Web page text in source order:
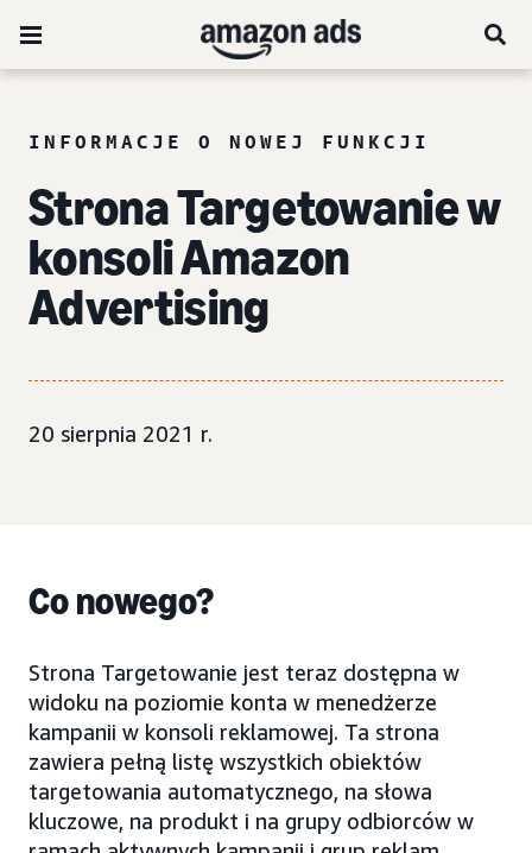
INFORMACJE O NOWEJ FUNKCJI
Strona Targetowanie w
konsoli Amazon
Advertising
20 sierpnia 2021 r.
Co nowego?
Strona Targetowanie jest teraz dostępna w
widoku na poziomie konta w menedżerze
kampanii w konsoli reklamowej. Ta strona
zawiera pełną listę wszystkich obiektów
targetowania automatycznego, na słowa
kluczowe, na produkt i na grupy odbiorców w